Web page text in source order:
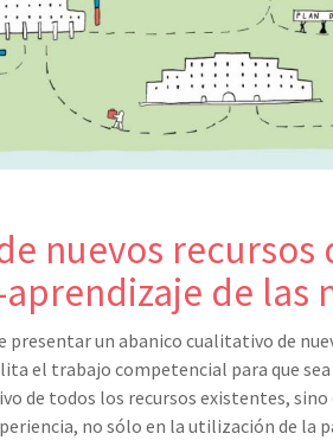
nuevos
de las
un abanico cualitativo de
el trabajo competencial para que
de todos los recursos existentes,
no sólo en la utilización de la